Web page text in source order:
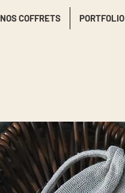
NOS COFFRETS PORTFOLIO